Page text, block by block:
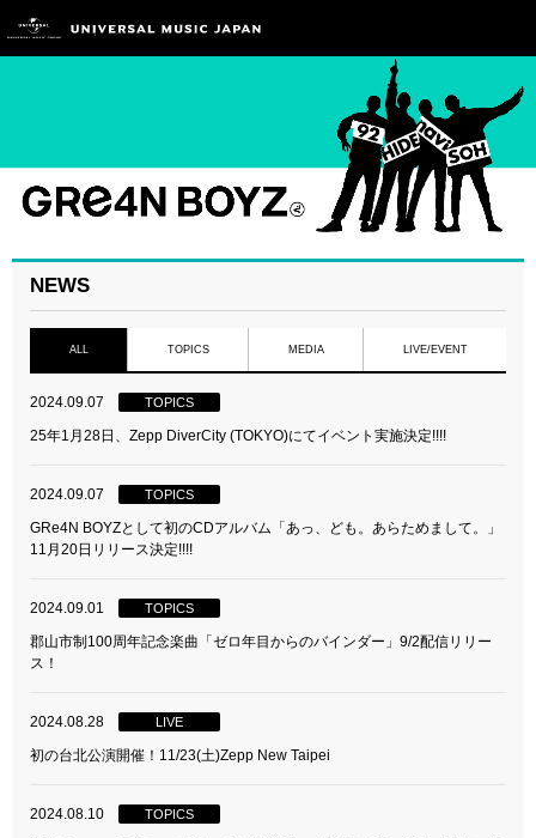
NEWS
ALL TOPICS MEDIA LIVE/EVENT
2024.09.07 TOPICS
25年1月28日、Zepp DiverCity (TOKYO)にてイベント実施決定!!!!
2024.09.07 TOPICS
GRe4N BOYZとして初のCDアルバム「あっ、ども。あらためまして。」
11月20日リリース決定!!!!
2024.09.01 TOPICS
郡山市制100周年記念楽曲「ゼロ年目からのバインダー」9/2配信リリー
ス！
2024.08.28 LIVE
初の台北公演開催！11/23(土)Zepp New Taipei
2024.08.10 TOPICS